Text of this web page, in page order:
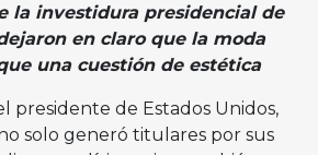
la investidura presidencial de
en claro que la moda
una cuestión de estética
presidente de Estados Unidos,
solo generó titulares por sus